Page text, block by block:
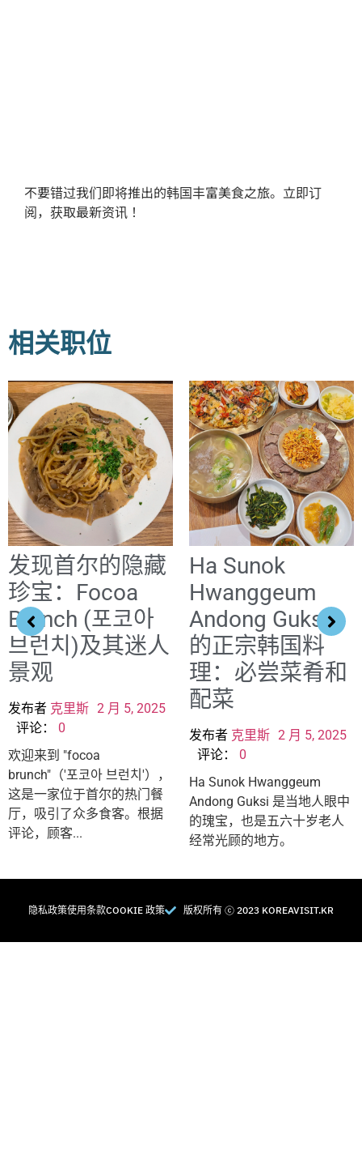
不要错过我们即将推出的韩国丰富美食之旅。立即订
阅，获取最新资讯！
相关职位
发现首尔的隐藏
珍宝：Focoa
Brunch (포코아
브런치)及其迷人
景观
发布者 克里斯 2 月 5, 2025
评论： 0
欢迎来到 "focoa
brunch"（'포코아 브런치'），
这是一家位于首尔的热门餐
厅，吸引了众多食客。根据
评论，顾客...
Ha Sunok
Hwanggeum
Andong Guksi
的正宗韩国料
理：必尝菜肴和
配菜
发布者 克里斯 2 月 5, 2025
评论： 0
Ha Sunok Hwanggeum
Andong Guksi 是当地人眼中
的瑰宝，也是五六十岁老人
经常光顾的地方。
隐私政策使用条款COOKIE 政策 版权所有 Ⓒ 2023 KOREAVISIT.KR